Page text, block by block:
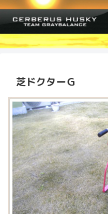
芝ドクターＧ